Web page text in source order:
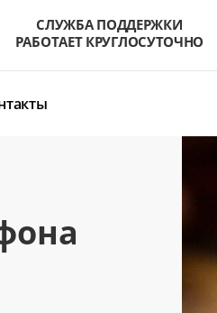
СЛУЖБА ПОДДЕРЖКИ
РАБОТАЕТ КРУГЛОСУТОЧНО